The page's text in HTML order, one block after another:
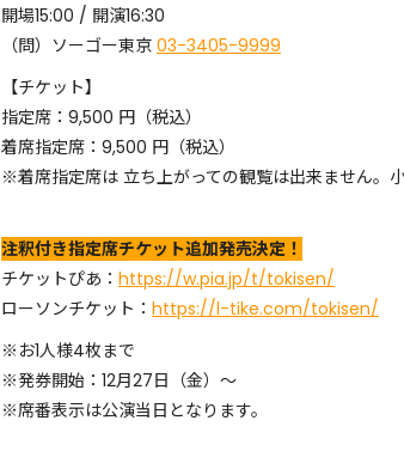
開場15:00 / 開演16:30
（問）ソーゴー東京 03-3405-9999
【チケット】
指定席：9,500 円（税込）
着席指定席：9,500 円（税込）
※着席指定席は 立ち上がっての観覧は出来ません。
注釈付き指定席チケット追加発売決定！
チケットぴあ： https://w.pia.jp/t/tokisen/
ローソンチケット： https://l-tike.com/tokisen/
※お1人様4枚まで
※発券開始：12月27日（金）～
※席番表示は公演当日となります。